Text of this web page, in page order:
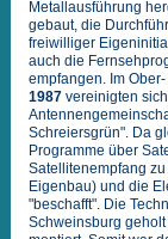
Metallausführung
gebaut, die
freiwilliger
auch die
empfangen. Im
1987vereinigten
Schreiersgrün". Da
Programme über
Satellitenempfang
Eigenbau) und die
"beschafft". Die
Schweinsburg